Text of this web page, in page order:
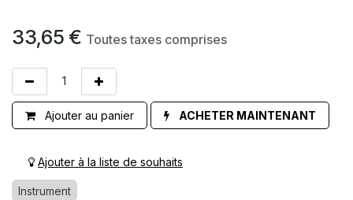
33,65 € Toutes taxes comprises
Ajouter au panier ACHETER MAINTENANT
Ajouter à la liste de souhaits
Instrument